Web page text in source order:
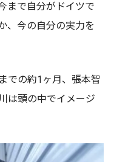
まで自分がドイツで
、今の自分の実力を
での約1ヶ月、張本智
は頭の中でイメージ